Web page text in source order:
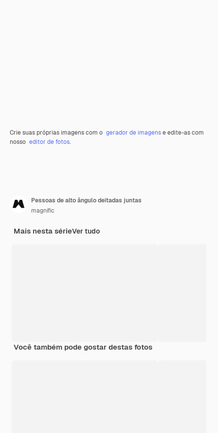
Crie suas próprias imagens com o gerador de imagense edite-as com
nosso editor de fotos.
Pessoas de alto ângulo deitadas juntas
magnific
Mais nesta sérieVer tudo
Você também pode gostar destas fotos